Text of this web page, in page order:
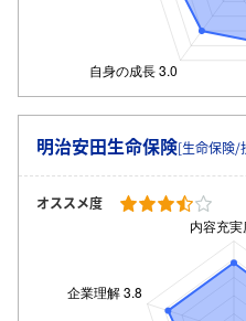
明治安田生命保険[生命保険/
オススメ度